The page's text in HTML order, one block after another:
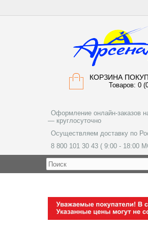
КОРЗИНА
Товаров: 0
Оформление онлайн-заказов
— круглосуточно
Осуществляем доставку по
8 800 101 30 43 ( 9:00 - 18:00